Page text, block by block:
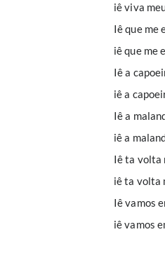
iê viva
Iê que me
iê que me
Iê a
iê a
Iê a
iê a
Iê ta volta
iê ta volta
Iê vamos
iê vamos